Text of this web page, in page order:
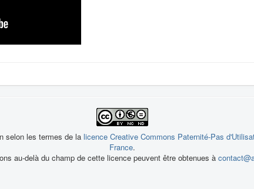
selon les termes de la licence Creative Commons Paternité-Pas
France.
au-delà du champ de cette licence peuvent être obtenues à